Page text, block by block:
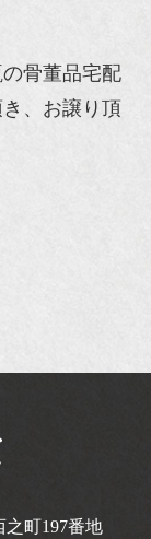
骨董品宅配
、お譲り頂
之町197番地